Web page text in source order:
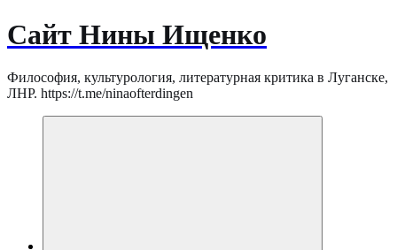
Сайт Нины Ищенко
Философия, культурология, литературная критика в Луганске,
ЛНР. https://t.me/ninaofterdingen